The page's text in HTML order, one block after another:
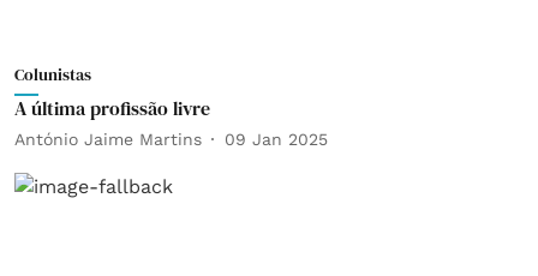
Colunistas
A última profissão livre
António Jaime Martins 09 Jan 2025